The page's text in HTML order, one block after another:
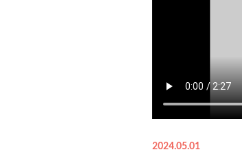
2024.05.01